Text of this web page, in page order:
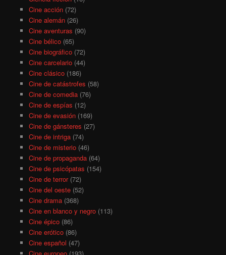
Cine acción(72)
Cine alemán(26)
Cine aventuras (90)
Cine bélico(65)
Cine biográfico(72)
Cine carcelario(44)
Cine clásico(186)
Cine de catástrofes (58)
Cine de comedia(76)
Cine de espías (12)
Cine de evasión(169)
Cine de gánsteres (27)
Cine de intriga(74)
Cine de misterio(46)
Cine de propaganda(64)
Cine de psicópatas (154)
Cine de terror(72)
Cine del oeste(52)
Cine drama(368)
Cine en blanco y negro(113)
Cine épico(86)
Cine erótico(86)
Cine español (47)